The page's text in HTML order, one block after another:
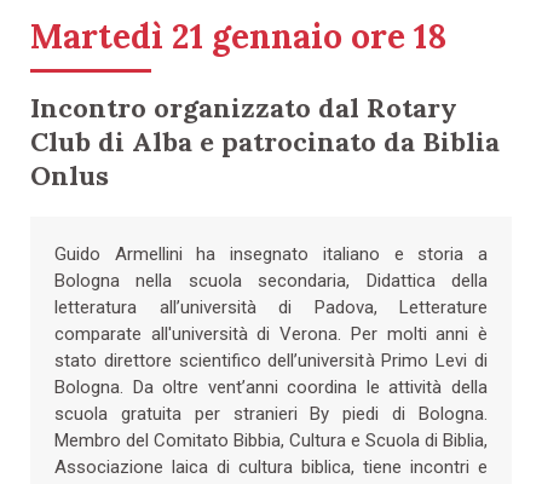
Martedì 21 gennaio ore 18
Incontro organizzato dal Rotary
Club di Alba e patrocinato da Biblia
Onlus
Guido Armellini ha insegnato italiano e storia a
Bologna nella scuola secondaria, Didattica della
letteratura all’università di Padova, Letterature
comparate all'università di Verona. Per molti anni è
stato direttore scientifico dell’università Primo Levi di
Bologna. Da oltre vent’anni coordina le attività della
scuola gratuita per stranieri By piedi di Bologna.
Membro del Comitato Bibbia, Cultura e Scuola di Biblia,
Associazione laica di cultura biblica, tiene incontri e